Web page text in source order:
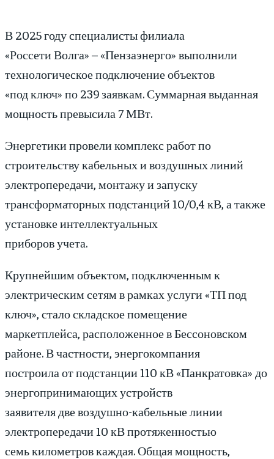
В 2025 году специалисты филиала
«Россети Волга» – «Пензаэнерго» выполнили
технологическое подключение объектов
«под ключ» по 239 заявкам. Суммарная выданная
мощность превысила 7 МВт.
Энергетики провели комплекс работ по
строительству кабельных и воздушных линий
электропередачи, монтажу и запуску
трансформаторных подстанций 10/0,4 кВ, а также
установке интеллектуальных
приборов учета.
Крупнейшим объектом, подключенным к
электрическим сетям в рамках услуги «ТП под
ключ», стало складское помещение
маркетплейса, расположенное в Бессоновском
районе. В частности, энергокомпания
построила от подстанции 110 кВ «Панкратовка» до
энергопринимающих устройств
заявителя две воздушно-кабельные линии
электропередачи 10 кВ протяженностью
семь километров каждая. Общая мощность,